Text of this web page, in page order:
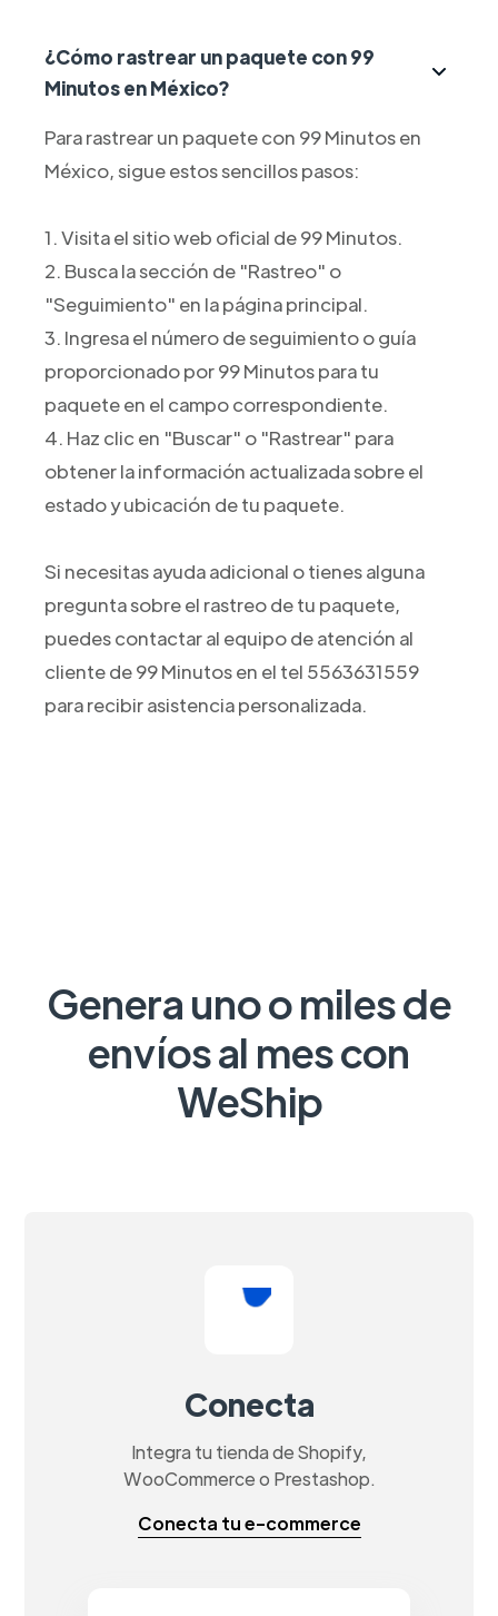
¿Cómo rastrear un paquete con 99
Minutos en México?
Para rastrear un paquete con 99 Minutos en
México, sigue estos sencillos pasos:
1. Visita el sitio web oficial de 99 Minutos.
2. Busca la sección de "Rastreo" o
"Seguimiento" en la página principal.
3. Ingresa el número de seguimiento o guía
proporcionado por 99 Minutos para tu
paquete en el campo correspondiente.
4. Haz clic en "Buscar" o "Rastrear" para
obtener la información actualizada sobre el
estado y ubicación de tu paquete.
Si necesitas ayuda adicional o tienes alguna
pregunta sobre el rastreo de tu paquete,
puedes contactar al equipo de atención al
cliente de 99 Minutos en el tel 5563631559
para recibir asistencia personalizada.
Genera uno o miles de
envíos al mes con
WeShip
Conecta
Integra tu tienda de Shopify,
WooCommerce o Prestashop.
Conecta tu e-commerce